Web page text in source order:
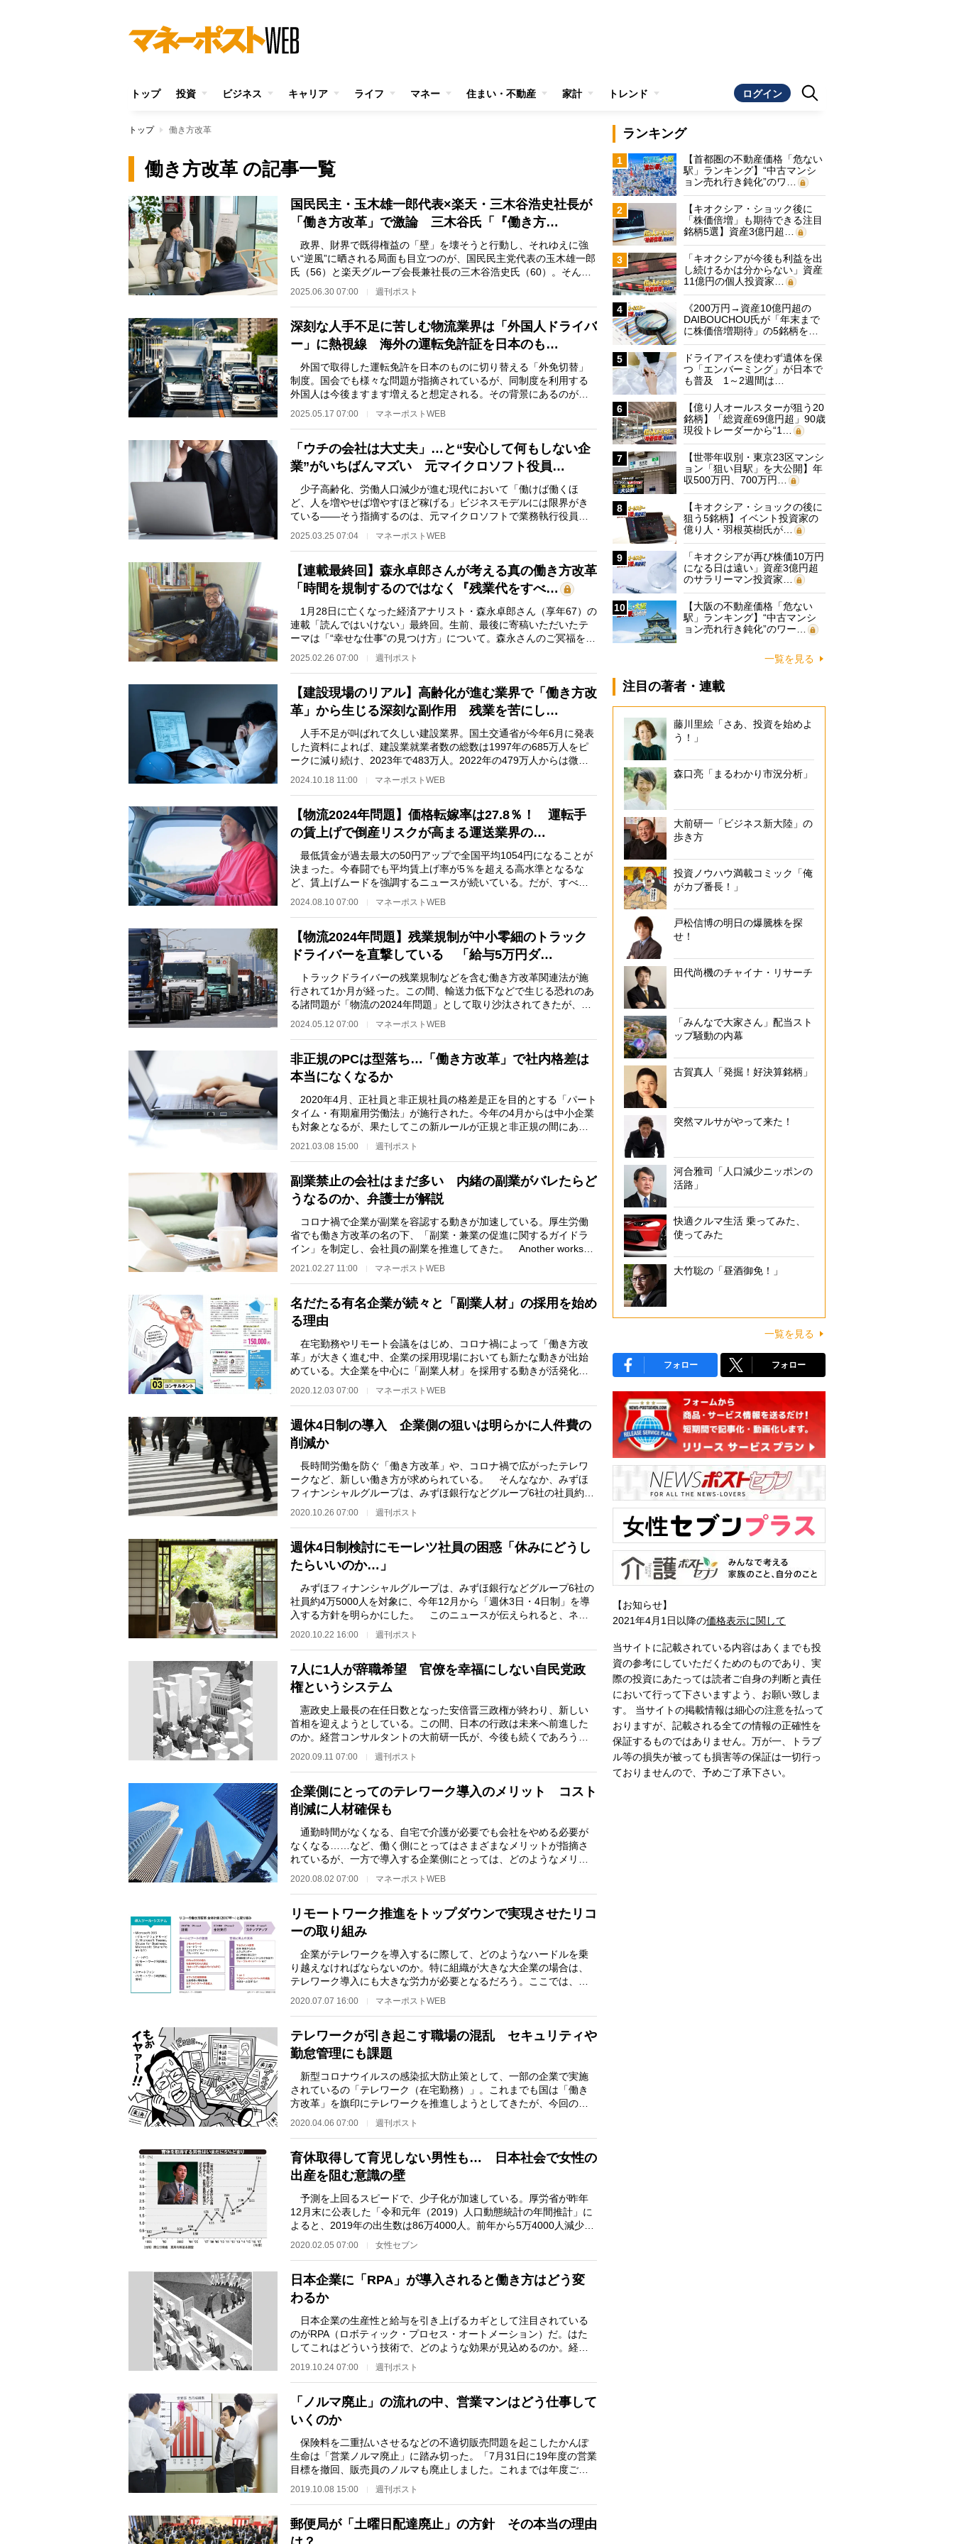
トップ 投資 ビジネス キャリア ライフ マネー 住まい・不動産 家計 トレンド ログイン
トップ 働き方改革
働き方改革 の記事一覧
国民民主・玉木雄一郎代表×楽天・三木谷浩史社長が
「働き方改革」で激論 三木谷氏「『働き方…
政界、財界で既得権益の「壁」を壊そうと行動し、それゆえに強
い“逆風”に晒される局面も目立つのが、国民民主党代表の玉木雄一郎
氏（56）と楽天グループ会長兼社長の三木谷浩史氏（60）。そんな2
人が初対談。日本…
2025.06.30 07:00 週刊ポスト
深刻な人手不足に苦しむ物流業界は「外国人ドライバ
ー」に熱視線 海外の運転免許証を日本のも…
外国で取得した運転免許を日本のものに切り替える「外免切替」
制度。国会でも様々な問題が指摘されているが、同制度を利用する
外国人は今後ますます増えると想定される。その背景にあるのが、
2025.05.17 07:00 マネーポストWEB
「ウチの会社は大丈夫」…と“安心して何もしない企
業”がいちばんマズい 元マイクロソフト役員…
少子高齢化、労働人口減少が進む現代において「働けば働くほ
ど、人を増やせば増やすほど稼げる」ビジネスモデルには限界がき
ている――そう指摘するのは、元マイクロソフトで業務執行役員も
務めた越川慎司氏だ。現…
2025.03.25 07:04 マネーポストWEB
【連載最終回】森永卓郎さんが考える真の働き方改革
「時間を規制するのではなく『残業代をすべ…
1月28日に亡くなった経済アナリスト・森永卓郎さん（享年67）の
連載「読んではいけない」最終回。生前、最後に寄稿いただいたテ
ーマは「“幸せな仕事”の見つけ方」について。森永さんのご冥福を慎
んでお祈り申し上…
2025.02.26 07:00 週刊ポスト
【建設現場のリアル】高齢化が進む業界で「働き方改
革」から生じる深刻な副作用 残業を苦にし…
人手不足が叫ばれて久しい建設業界。国土交通省が今年6月に発表
した資料によれば、建設業就業者数の総数は1997年の685万人をピ
ークに減り続け、2023年で483万人。2022年の479万人からは微増
2024.10.18 11:00 マネーポストWEB
【物流2024年問題】価格転嫁率は27.8％！ 運転手
の賃上げで倒産リスクが高まる運送業界の…
最低賃金が過去最大の50円アップで全国平均1054円になることが
決まった。今春闘でも平均賃上げ率が5％を超える高水準となるな
ど、賃上げムードを強調するニュースが続いている。だが、すべて
2024.08.10 07:00 マネーポストWEB
【物流2024年問題】残業規制が中小零細のトラック
ドライバーを直撃している 「給与5万円ダ…
トラックドライバーの残業規制などを含む働き方改革関連法が施
行されて1か月が経った。この間、輸送力低下などで生じる恐れのあ
る諸問題が「物流の2024年問題」として取り沙汰されてきたが、
2024.05.12 07:00 マネーポストWEB
非正規のPCは型落ち…「働き方改革」で社内格差は
本当になくなるか
2020年4月、正社員と非正規社員の格差是正を目的とする「パート
タイム・有期雇用労働法」が施行された。今年の4月からは中小企業
も対象となるが、果たしてこの新ルールが正規と非正規の間にある
待遇差にどう影響…
2021.03.08 15:00 週刊ポスト
副業禁止の会社はまだ多い 内緒の副業がバレたらど
うなるのか、弁護士が解説
コロナ禍で企業が副業を容認する動きが加速している。厚生労働
省でも働き方改革の名の下、「副業・兼業の促進に関するガイドラ
イン」を制定し、会社員の副業を推進してきた。 Another worksが
2021.02.27 11:00 マネーポストWEB
名だたる有名企業が続々と「副業人材」の採用を始め
る理由
在宅勤務やリモート会議をはじめ、コロナ禍によって「働き方改
革」が大きく進む中、企業の採用現場においても新たな動きが出始
めている。大企業を中心に「副業人材」を採用する動きが活発化し
2020.12.03 07:00 マネーポストWEB
週休4日制の導入 企業側の狙いは明らかに人件費の
削減か
長時間労働を防ぐ「働き方改革」や、コロナ禍で広がったテレワ
ークなど、新しい働き方が求められている。 そんななか、みずほ
フィナンシャルグループは、みずほ銀行などグループ6社の社員約4
万5000人を対象に、…
2020.10.26 07:00 週刊ポスト
週休4日制検討にモーレツ社員の困惑「休みにどうし
たらいいのか…」
みずほフィナンシャルグループは、みずほ銀行などグループ6社の
社員約4万5000人を対象に、今年12月から「週休3日・4日制」を導
入する方針を明らかにした。 このニュースが伝えられると、ネッ
ト上では〈働き方の…
2020.10.22 16:00 週刊ポスト
7人に1人が辞職希望 官僚を幸福にしない自民党政
権というシステム
憲政史上最長の在任日数となった安倍晋三政権が終わり、新しい
首相を迎えようとしている。この間、日本の行政は未来へ前進した
のか。経営コンサルタントの大前研一氏が、今後も続くであろう自
民党政権というシス…
2020.09.11 07:00 週刊ポスト
企業側にとってのテレワーク導入のメリット コスト
削減に人材確保も
通勤時間がなくなる、自宅で介護が必要でも会社をやめる必要が
なくなる……など、働く側にとってはさまざまなメリットが指摘さ
れているが、一方で導入する企業側にとっては、どのようなメリッ
2020.08.02 07:00 マネーポストWEB
リモートワーク推進をトップダウンで実現させたリコ
ーの取り組み
企業がテレワークを導入するに際して、どのようなハードルを乗
り越えなければならないのか。特に組織が大きな大企業の場合は、
テレワーク導入にも大きな労力が必要となるだろう。ここでは、オ
2020.07.07 16:00 マネーポストWEB
テレワークが引き起こす職場の混乱 セキュリティや
勤怠管理にも課題
新型コロナウイルスの感染拡大防止策として、一部の企業で実施
されているの「テレワーク（在宅勤務）」。これまでも国は「働き
方改革」を旗印にテレワークを推進しようとしてきたが、今回の新
型コロナ対策として“…
2020.04.06 07:00 週刊ポスト
育休取得して育児しない男性も… 日本社会で女性の
出産を阻む意識の壁
予測を上回るスピードで、少子化が加速している。厚労省が昨年
12月末に公表した「令和元年（2019）人口動態統計の年間推計」に
よると、2019年の出生数は86万4000人。前年から5万4000人減少
し、明治32（1899年）の…
2020.02.05 07:00 女性セブン
日本企業に「RPA」が導入されると働き方はどう変
わるか
日本企業の生産性と給与を引き上げるカギとして注目されている
のがRPA（ロボティック・プロセス・オートメーション）だ。はた
してこれはどういう技術で、どのような効果が見込めるのか。経営
コンサルタントの大前…
2019.10.24 07:00 週刊ポスト
「ノルマ廃止」の流れの中、営業マンはどう仕事して
いくのか
保険料を二重払いさせるなどの不適切販売問題を起こしたかんぽ
生命は「営業ノルマ廃止」に踏み切った。「7月31日に19年度の営業
目標を撤回、販売員のノルマも廃止しました。これまでは年度ごと
に営業目標を設定し…
2019.10.08 15:00 週刊ポスト
郵便局が「土曜日配達廃止」の方針 その本当の理由
ランキング
1
【首都圏の不動産価格「危ない
駅」ランキング】“中古マンシ
ョン売れ行き鈍化”のワ…
2
【キオクシア・ショック後に
「株価倍増」も期待できる注目
銘柄5選】資産3億円超…
3
「キオクシアが今後も利益を出
し続けるかは分からない」資産
11億円の個人投資家…
4
《200万円→資産10億円超の
DAIBOUCHOU氏が「年末まで
に株価倍増期待」の5銘柄を…
5
ドライアイスを使わず遺体を保
つ「エンバーミング」が日本で
も普及 1～2週間は…
6
【億り人オールスターが狙う20
銘柄】「総資産69億円超」90歳
現役トレーダーから“1…
7
【世帯年収別・東京23区マンシ
ョン「狙い目駅」を大公開】年
収500万円、700万円…
8
【キオクシア・ショックの後に
狙う5銘柄】イベント投資家の
億り人・羽根英樹氏が…
9
「キオクシアが再び株価10万円
になる日は遠い」資産3億円超
のサラリーマン投資家…
10
【大阪の不動産価格「危ない
駅」ランキング】“中古マンシ
ョン売れ行き鈍化”のワー…
一覧を見る
注目の著者・連載
藤川里絵「さあ、投資を始めよ
う！」
森口亮「まるわかり市況分析」
大前研一「ビジネス新大陸」の
歩き方
投資ノウハウ満載コミック「俺
がカブ番長！」
戸松信博の明日の爆騰株を探
せ！
田代尚機のチャイナ・リサーチ
「みんなで大家さん」配当スト
ップ騒動の内幕
古賀真人「発掘！好決算銘柄」
突然マルサがやって来た！
河合雅司「人口減少ニッポンの
活路」
快適クルマ生活 乗ってみた、
使ってみた
大竹聡の「昼酒御免！」
一覧を見る
フォロー フォロー
【お知らせ】
2021年4月1日以降の価格表示に関して
当サイトに記載されている内容はあくまでも投
資の参考にしていただくためのものであり、実
際の投資にあたっては読者ご自身の判断と責任
において行って下さいますよう、お願い致しま
す。 当サイトの掲載情報は細心の注意を払って
おりますが、記載される全ての情報の正確性を
保証するものではありません。万が一、トラブ
ル等の損失が被っても損害等の保証は一切行っ
ておりませんので、予めご了承下さい。